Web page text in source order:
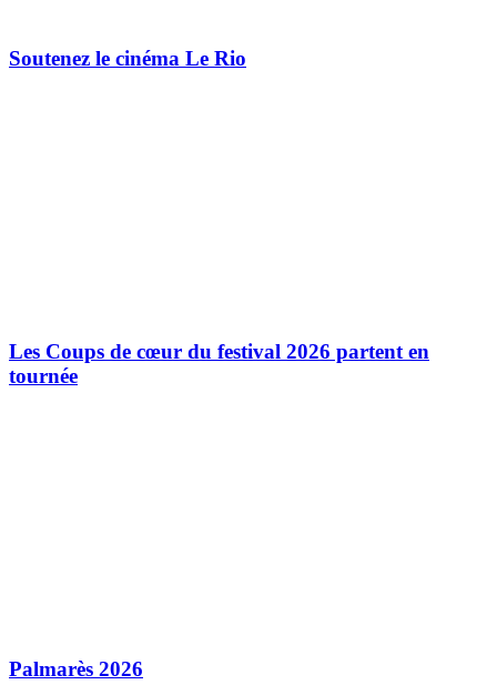
Soutenez le cinéma Le Rio
Les Coups de cœur du festival 2026 partent en
tournée
Palmarès 2026